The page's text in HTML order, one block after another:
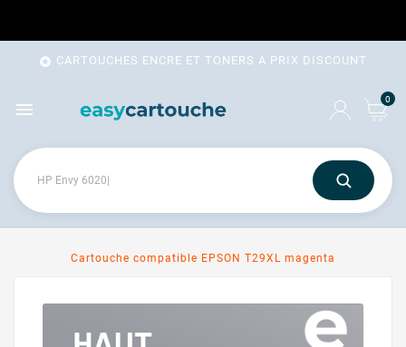
 CARTOUCHES ENCRE ET TONERS A PRIX DISCOUNT
 0
Cartouche compatible EPSON T29XL magenta